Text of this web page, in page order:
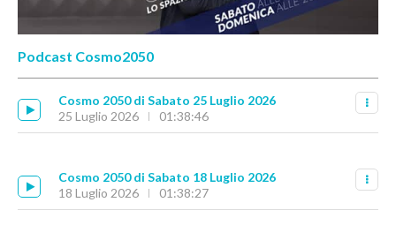
Podcast Cosmo2050
Cosmo 2050 di Sabato 25 Luglio 2026
25 Luglio 2026
01:38:46
Cosmo 2050 di Sabato 18 Luglio 2026
18 Luglio 2026
01:38:27